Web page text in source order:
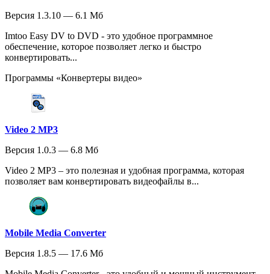
Версия 1.3.10 — 6.1 Мб
Imtoo Easy DV to DVD - это удобное программное
обеспечение, которое позволяет легко и быстро
конвертировать...
Программы «Конвертеры видео»
Video 2 MP3
Версия 1.0.3 — 6.8 Мб
Video 2 MP3 – это полезная и удобная программа, которая
позволяет вам конвертировать видеофайлы в...
Mobile Media Converter
Версия 1.8.5 — 17.6 Мб